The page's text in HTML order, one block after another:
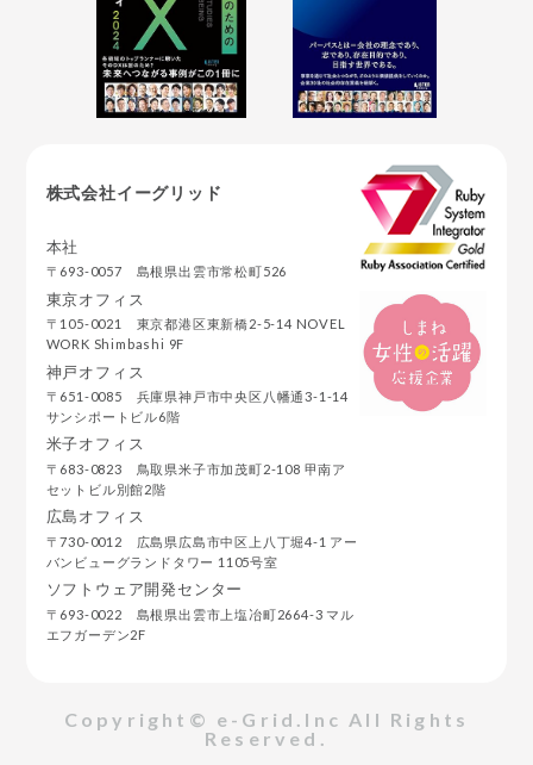
株式会社イーグリッド
本社
〒693-0057 島根県出雲市常松町526
東京オフィス
〒105-0021 東京都港区東新橋2-5-14 NOVEL
WORK Shimbashi 9F
神戸オフィス
〒651-0085 兵庫県神戸市中央区八幡通3-1-14
サンシポートビル6階
米子オフィス
〒683-0823 鳥取県米子市加茂町2-108 甲南ア
セットビル別館2階
広島オフィス
〒730-0012 広島県広島市中区上八丁堀4-1 アー
バンビューグランドタワー 1105号室
ソフトウェア開発センター
〒693-0022 島根県出雲市上塩冶町2664-3 マル
エフガーデン2F
Copyright© e-Grid.Inc All Rights
Reserved.